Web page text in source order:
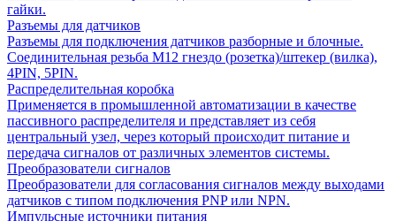
гайки.
Разъемы для датчиков
Разъемы для подключения датчиков разборные и блочные.
Соединительная резьба М12 гнездо (розетка)/штекер (вилка),
4PIN, 5PIN.
Распределительная коробка
Применяется в промышленной автоматизации в качестве
пассивного распределителя и представляет из себя
центральный узел, через который происходит питание и
передача сигналов от различных элементов системы.
Преобразователи сигналов
Преобразователи для согласования сигналов между выходами
датчиков с типом подключения PNP или NPN.
Импульсные источники питания